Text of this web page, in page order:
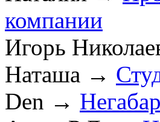
компании
Игорь
Наташа →
Den →